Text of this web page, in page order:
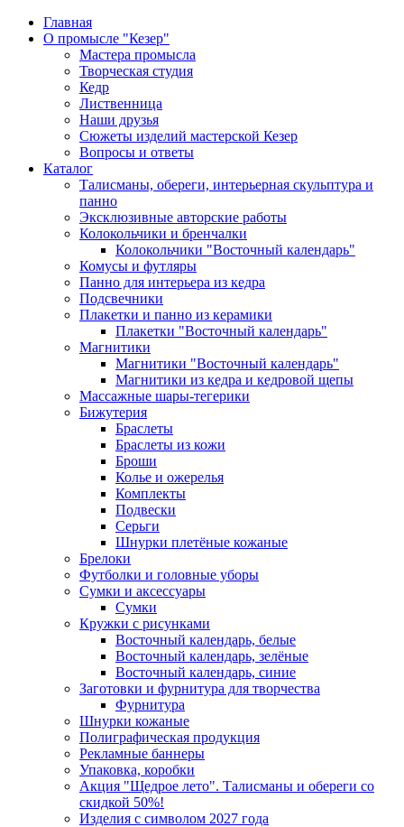
Главная
О промысле "Кезер"
Мастера промысла
Творческая студия
Кедр
Лиственница
Наши друзья
Сюжеты изделий мастерской Кезер
Вопросы и ответы
Каталог
Талисманы, обереги, интерьерная скульптура и
панно
Эксклюзивные авторские работы
Колокольчики и бренчалки
Колокольчики "Восточный календарь"
Комусы и футляры
Панно для интерьера из кедра
Подсвечники
Плакетки и панно из керамики
Плакетки "Восточный календарь"
Магнитики
Магнитики "Восточный календарь"
Магнитики из кедра и кедровой щепы
Массажные шары-тегерики
Бижутерия
Браслеты
Браслеты из кожи
Броши
Колье и ожерелья
Комплекты
Подвески
Серьги
Шнурки плетёные кожаные
Брелоки
Футболки и головные уборы
Сумки и аксессуары
Сумки
Кружки с рисунками
Восточный календарь, белые
Восточный календарь, зелёные
Восточный календарь, синие
Заготовки и фурнитура для творчества
Фурнитура
Шнурки кожаные
Полиграфическая продукция
Рекламные баннеры
Упаковка, коробки
Акция "Щедрое лето". Талисманы и обереги со
скидкой 50%!
Изделия с символом 2027 года